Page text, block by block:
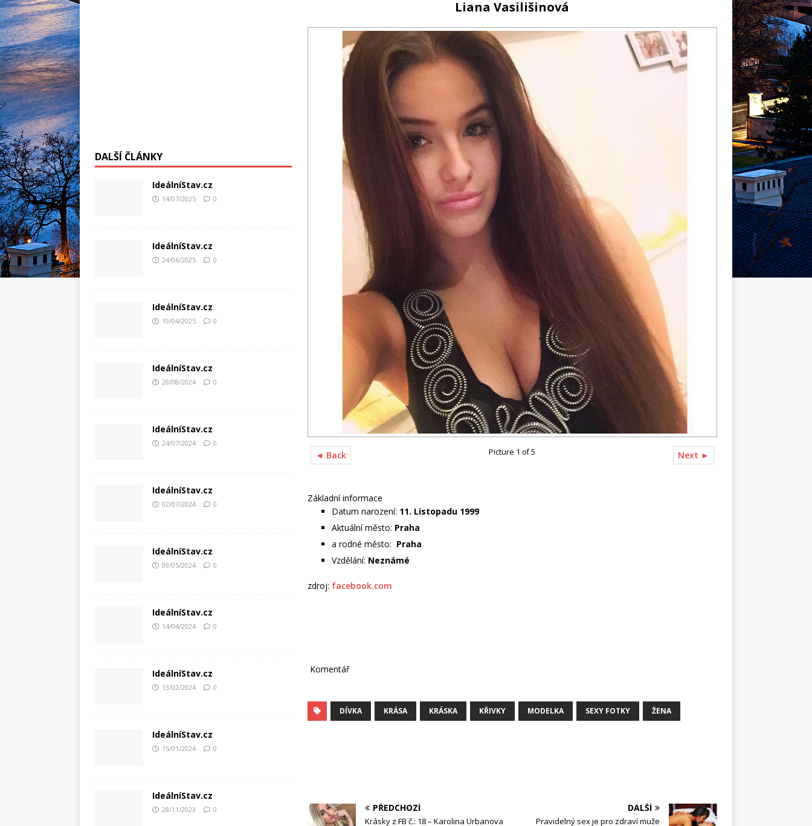
Liana Vasilišinová
◄ Back Next ►
Picture 1 of 5
Základní informace
Datum narození: 11. Listopadu 1999
Aktuální město: Praha
a rodné město: Praha
Vzdělání: Neznámé
zdroj: facebook.com
Komentář
DÍVKA KRÁSA KRÁSKA KŘIVKY MODELKA SEXY FOTKY ŽENA
PŘEDCHOZÍ
Krásky z FB č.: 18 – Karolina Urbanova
DALŠÍ
Pravidelný sex je pro zdraví muže
DALŠÍ ČLÁNKY
IdeálníStav.cz
14/07/2025 0
IdeálníStav.cz
24/06/2025 0
IdeálníStav.cz
19/04/2025 0
IdeálníStav.cz
28/08/2024 0
IdeálníStav.cz
24/07/2024 0
IdeálníStav.cz
02/07/2024 0
IdeálníStav.cz
09/05/2024 0
IdeálníStav.cz
14/04/2024 0
IdeálníStav.cz
13/02/2024 0
IdeálníStav.cz
15/01/2024 0
IdeálníStav.cz
28/11/2023 0